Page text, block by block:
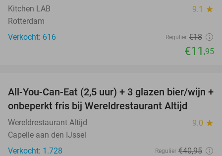
Kitchen LAB 9.1 star
Rotterdam
Verkocht: 616
Regulier €18
€11 ,95
21%
All-You-Can-Eat (2,5 uur) + 3 glazen bier/wijn +
onbeperkt fris bij Wereldrestaurant Altijd
Wereldrestaurant Altijd 9.0 star
Capelle aan den IJssel
Verkocht: 1.728
Regulier €40,95